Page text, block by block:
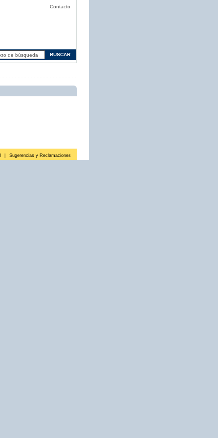
Contacto
Sugerencias y Reclamaciones